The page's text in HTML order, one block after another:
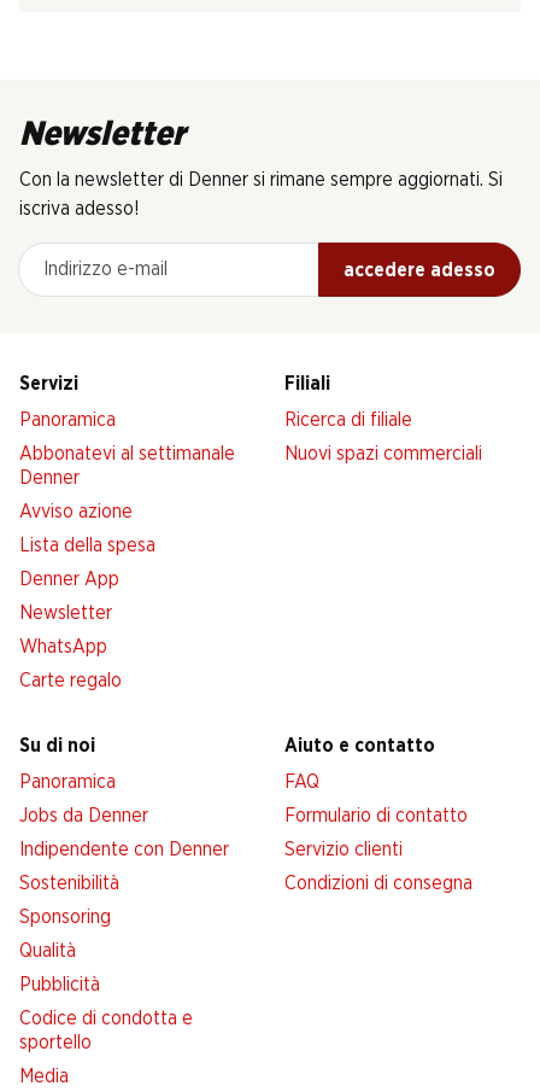
Newsletter
Con la newsletter di Denner si rimane sempre aggiornati. Si
iscriva adesso!
Indirizzo e-mail
accedere adesso
Servizi
Panoramica
Abbonatevi al settimanale
Denner
Avviso azione
Lista della spesa
Denner App
Newsletter
WhatsApp
Carte regalo
Filiali
Ricerca di filiale
Nuovi spazi commerciali
Su di noi
Panoramica
Jobs da Denner
Indipendente con Denner
Sostenibilità
Sponsoring
Qualità
Pubblicità
Codice di condotta e
sportello
Media
Aiuto e contatto
FAQ
Formulario di contatto
Servizio clienti
Condizioni di consegna